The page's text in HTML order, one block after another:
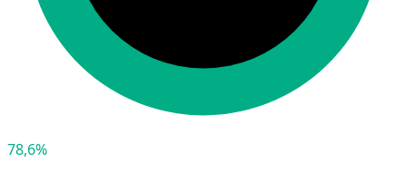
78,6%